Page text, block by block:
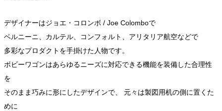
デザイナーはジョエ・コロンボ / Joe Colomboで
ベルニーニ、カルテル、コンフォルト、アリタリア航空などで
多彩なプロダクトを手掛けた人物です。
ボビーワゴンはあらゆるニーズに対応できる機能を装備した合理性
を
そのまま巧みに形にしたデザインで、 元々は製図用机の側に置くた
めに